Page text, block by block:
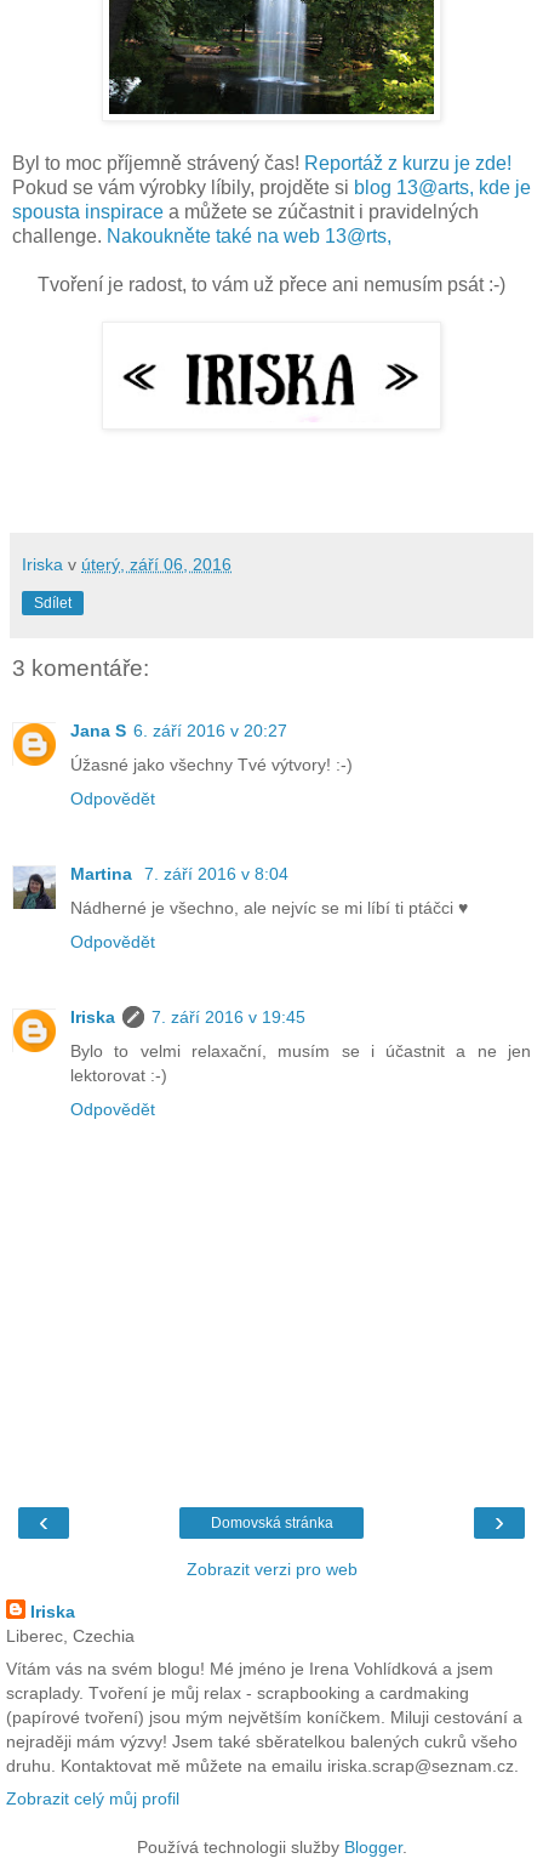
Byl to moc příjemně strávený čas! Reportáž z kurzu je zde!
Pokud se vám výrobky líbily, projděte si blog 13@arts, kde je
spousta inspirace a můžete se zúčastnit i pravidelných
challenge. Nakoukněte také na web 13@rts,
Tvoření je radost, to vám už přece ani nemusím psát :-)
Iriska v úterý, září 06, 2016
Sdílet
3 komentáře:
Jana S 6. září 2016 v 20:27
Úžasné jako všechny Tvé výtvory! :-)
Odpovědět
Martina
7. září 2016 v 8:04
Nádherné je všechno, ale nejvíc se mi líbí ti ptáčci ♥
Odpovědět
Iriska
7. září 2016 v 19:45
Bylo to velmi relaxační, musím se i účastnit a ne jen
lektorovat :-)
Odpovědět
‹ ›
Domovská stránka
Zobrazit verzi pro web
Iriska
Liberec, Czechia
Vítám vás na svém blogu! Mé jméno je Irena Vohlídková a jsem
scraplady. Tvoření je můj relax - scrapbooking a cardmaking
(papírové tvoření) jsou mým největším koníčkem. Miluji cestování a
nejraději mám výzvy! Jsem také sběratelkou balených cukrů všeho
druhu. Kontaktovat mě můžete na emailu iriska.scrap@seznam.cz.
Zobrazit celý můj profil
Používá technologii služby Blogger.